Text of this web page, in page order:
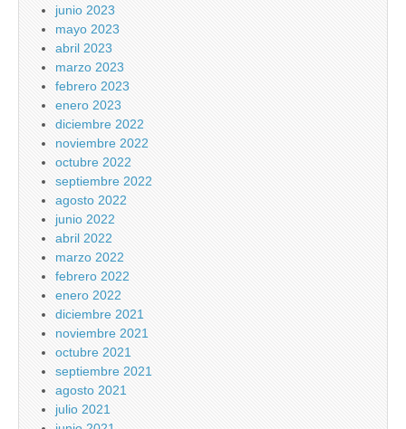
junio 2023
mayo 2023
abril 2023
marzo 2023
febrero 2023
enero 2023
diciembre 2022
noviembre 2022
octubre 2022
septiembre 2022
agosto 2022
junio 2022
abril 2022
marzo 2022
febrero 2022
enero 2022
diciembre 2021
noviembre 2021
octubre 2021
septiembre 2021
agosto 2021
julio 2021